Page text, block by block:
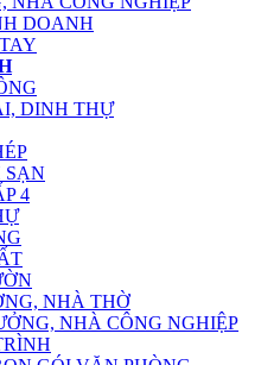
DOANH
DINH THỰ
SẠN
4
NHÀ THỜ
NHÀ CÔNG NGHIỆP